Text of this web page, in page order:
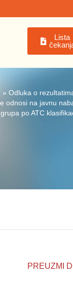
Lista
» Odluka o
odnosi na javnu
po ATC
PREUZMI